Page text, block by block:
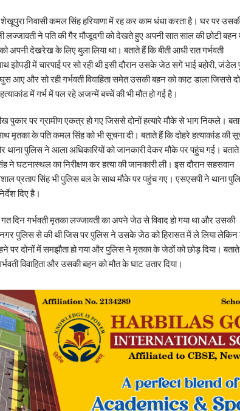
निवासी कमल सिंह हरियाणा में रह कर काम धंधा करता है। घर पर
लज्जावती ने पति की गैर मौजूदगी को देखते हुए अपनी सात साल की छोटी
अपनी देखरेख के लिए बुला लिया था। बताते हैं कि बीती आधी रात गर्भवती
में चारपाई पर सो रही थी इसी दौरान उसके जेठ सगे भाई बहोरी, जंडेल
आए और सो रही गर्भवती विवाहिता समेत उसकी बहन को काट डाला जिससे
में गर्भ में पल रहे अजन्में बच्चें की भी मौत हो गई है।
पुकार पर ग्रामीण एकत्र हो गए जिससे दोनों हत्यारे मौके से भाग निकले।
मृतका के पति कमल सिंह को भी सूचना दी। बताते हैं कि दोहरे हत्याकांड की
पुलिस ने आला अधिकारियों को जानकारी देकर मौके पर पहुंच गई।
ने घटनास्थल का निरीक्षण कर हत्या की जानकारी ली। इस दौरान सहसवान
प्रताप सिंह भी पुलिस बल के साथ मौके पर पहुंच गए। एसएसपी ने थाना
दिए है।
दिन गर्भवती मृतका लज्जावती का अपने जेठ से विवाद हो गया था और उसकी
पुलिस से की थी जिस पर पुलिस ने उसके जेठ को हिरासत में ले लिया लेकिन
पर दोनों में समझौता हो गया और पुलिस ने मृतका के जेठों को छोड़ दिया।
विवाहिता और उसकी बहन को मौत के घाट उतार दिया।